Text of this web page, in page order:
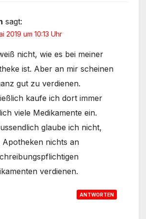
sagt:
2019 um 10:13 Uhr
nicht, wie es bei meiner
ist. Aber an mir scheinen
gut zu verdienen.
kaufe ich dort immer
viele Medikamente ein.
glaube ich nicht,
Apotheken nichts an
verdienen.
ANTWORTEN